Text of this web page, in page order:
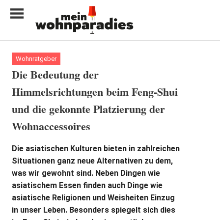
Inhalt
My
home
is
my
castle
Wohnratgeber
Die Bedeutung der
Himmelsrichtungen beim Feng-Shui
und die gekonnte Platzierung der
Wohnaccessoires
Die asiatischen Kulturen bieten in zahlreichen
Situationen ganz neue Alternativen zu dem,
was wir gewohnt sind. Neben Dingen wie
asiatischem Essen finden auch Dinge wie
asiatische Religionen und Weisheiten Einzug
in unser Leben. Besonders spiegelt sich dies